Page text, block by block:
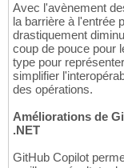
Avec l'avènement
la barrière à l'entrée
drastiquement
coup de pouce pour
type pour
simplifier
des opérations.
Améliorations de
.NET
GitHub Copilot